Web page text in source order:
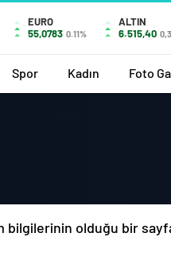
EURO
55,0783 0.11%
ALTIN
6.515,40
Spor Kadın Foto
olduğu bir